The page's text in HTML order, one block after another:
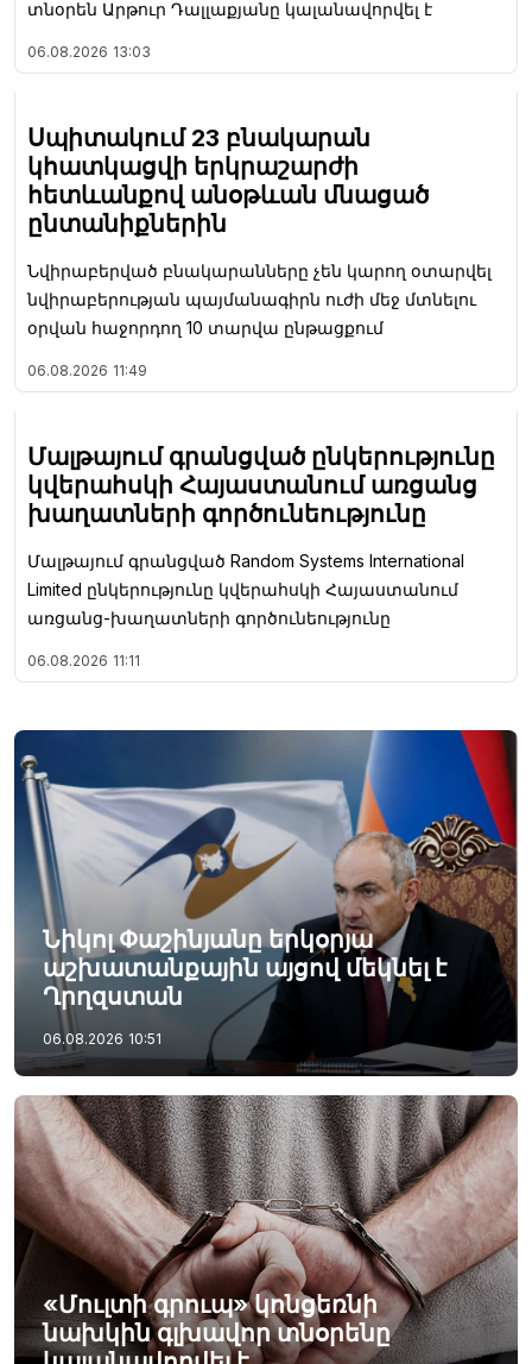
տնօրեն Արթուր Դալլաքյանը կալանավորվել է
06.08.2026 13:03
Սպիտակում 23 բնակարան
կհատկացվի երկրաշարժի
հետևանքով անօթևան մնացած
ընտանիքներին
Նվիրաբերված բնակարանները չեն կարող օտարվել
նվիրաբերության պայմանագիրն ուժի մեջ մտնելու
օրվան հաջորդող 10 տարվա ընթացքում
06.08.2026 11:49
Մալթայում գրանցված ընկերությունը
կվերահսկի Հայաստանում առցանց
խաղատների գործունեությունը
Մալթայում գրանցված Random Systems International
Limited ընկերությունը կվերահսկի Հայաստանում
առցանց-խաղատների գործունեությունը
06.08.2026 11:11
Նիկոլ Փաշինյանը երկօրյա
աշխատանքային այցով մեկնել է
Ղրղզստան
06.08.2026 10:51
«Մուլտի գրուպ» կոնցեռնի
նախկին գլխավոր տնօրենը